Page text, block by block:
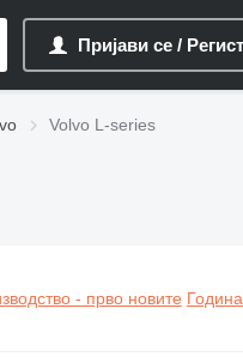
Пријави се /
Volvo L-series
- прво новите